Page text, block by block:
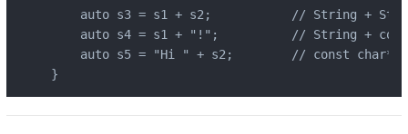
auto s3 = s1 + s2;           // String +
auto s4 = s1 + "!";          // String +
auto s5 = "Hi " + s2;        // const char*
}